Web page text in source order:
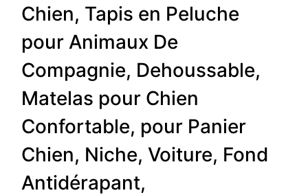
Chien, Tapis en Peluche ​
pour Animaux De
Compagnie, Dehoussable,
Matelas pour Chien
Confortable, pour Panier
Chien, Niche, Voiture, Fond
Antidérapant,